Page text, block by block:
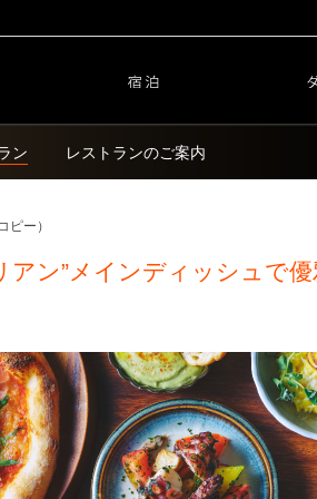
ン レストランのご案内
ピー）
アン”メインディッシュで